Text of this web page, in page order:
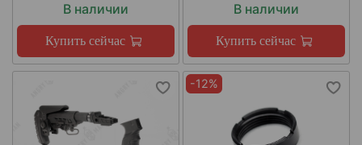
В наличии
Купить сейчас
В наличии
Купить сейчас
-12%